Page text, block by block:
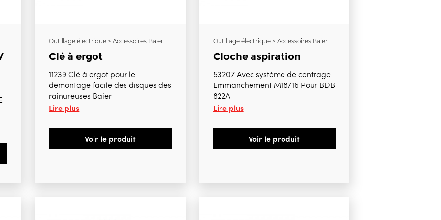
Outillage électrique > Accessoires Baier
Clé à ergot
11239 Clé à ergot pour le
démontage facile des disques des
rainureuses Baier
Lire plus
Voir le produit
Outillage électrique > Accessoires Baier
Cloche aspiration
53207 Avec système de centrage
Emmanchement M18/16 Pour BDB
822A
Lire plus
Voir le produit